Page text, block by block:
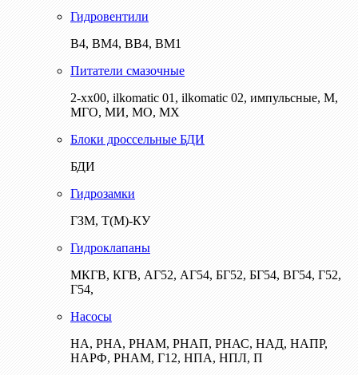
Гидровентили
В4, ВМ4, ВВ4, ВМ1
Питатели смазочные
2-хх00, ilkomatic 01, ilkomatic 02, импульсные, М,
МГО, МИ, МО, МХ
Блоки дроссельные БДИ
БДИ
Гидрозамки
ГЗМ, Т(М)-КУ
Гидроклапаны
МКГВ, КГВ, АГ52, АГ54, БГ52, БГ54, ВГ54, Г52,
Г54,
Насосы
НА, РНА, РНАМ, РНАП, РНАС, НАД, НАПР,
НАРФ, РНАМ, Г12, НПА, НПЛ, П